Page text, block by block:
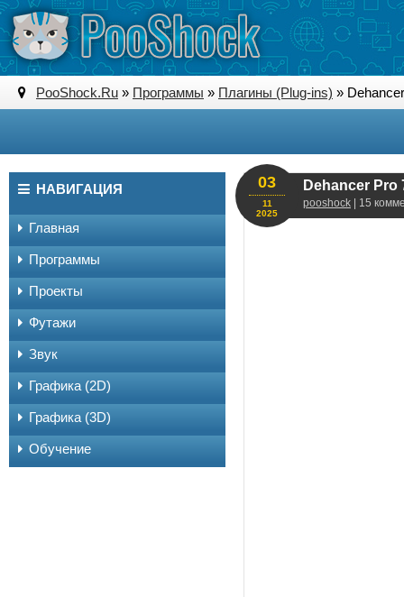
PooShock.Ru » Программы » Плагины (Plug-ins) »
Dehancer Pro
pooshock | 15
03
11
2025
НАВИГАЦИЯ
Главная
Программы
Проекты
Футажи
Звук
Графика (2D)
Графика (3D)
Обучение